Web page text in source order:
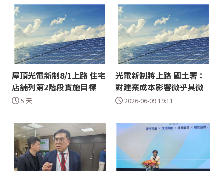
屋頂光電新制8/1上路 住宅
店舖列第2階段實施目標
5 天
光電新制將上路 國土署：
對建案成本影響微乎其微
2026-06-09 19:11